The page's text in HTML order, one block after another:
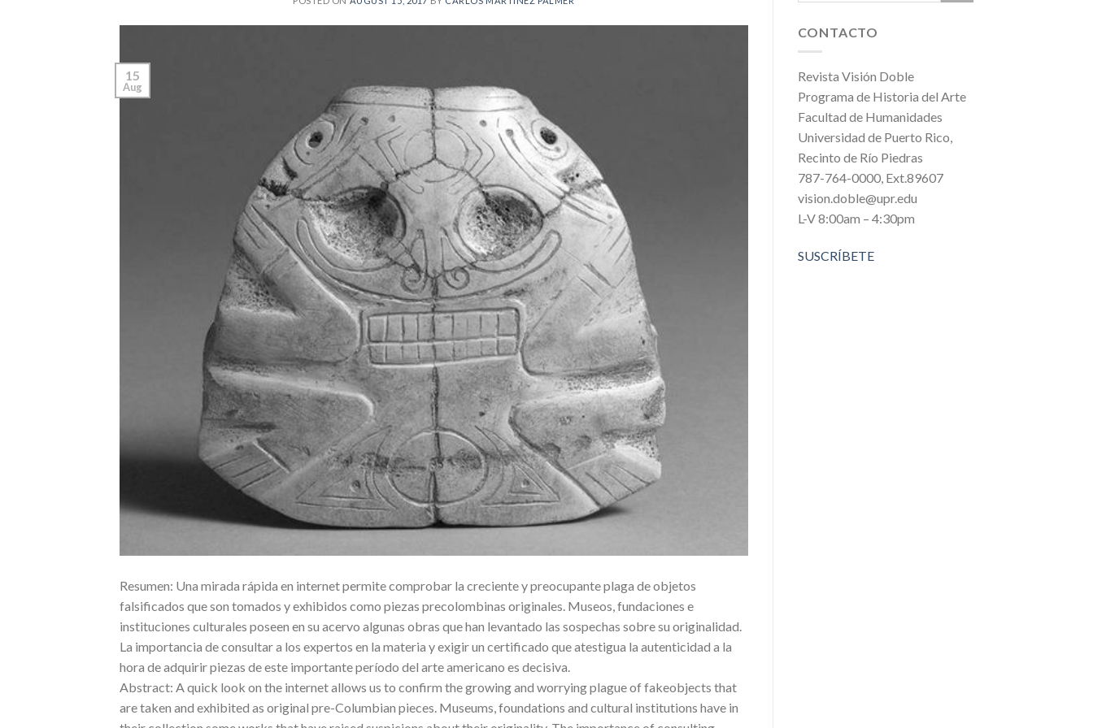
15
Aug
Resumen: Una mirada rápida en internet permite comprobar la creciente y preocupante plaga de objetos
falsificados que son tomados y exhibidos como piezas precolombinas originales. Museos, fundaciones e
instituciones culturales poseen en su acervo algunas obras que han levantado las sospechas sobre su originalidad.
La importancia de consultar a los expertos en la materia y exigir un certificado que atestigua la autenticidad a la
hora de adquirir piezas de este importante período del arte americano es decisiva.
Abstract: A quick look on the internet allows us to confirm the growing and worrying plague of fakeobjects that
are taken and exhibited as original pre-Columbian pieces. Museums, foundations and cultural institutions have in
CONTACTO
Revista Visión Doble
Programa de Historia del Arte
Facultad de Humanidades
Universidad de Puerto Rico,
Recinto de Río Piedras
787-764-0000, Ext.89607
vision.doble@upr.edu
L-V 8:00am – 4:30pm
SUSCRÍBETE